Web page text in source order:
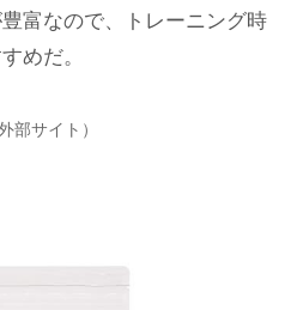
富なので、トレーニング時
めだ。
外部サイト）